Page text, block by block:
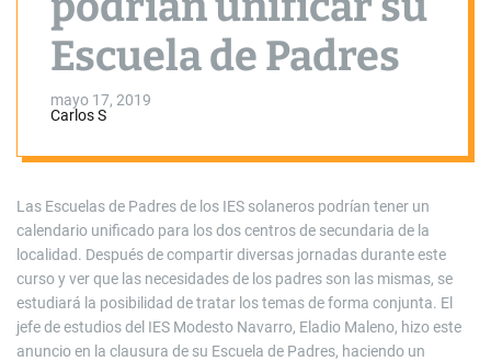
Escuela de Padres
mayo 17, 2019
Carlos S
Las Escuelas de Padres de los IES solaneros podrían tener un
calendario unificado para los dos centros de secundaria de la
localidad. Después de compartir diversas jornadas durante este
curso y ver que las necesidades de los padres son las mismas, se
estudiará la posibilidad de tratar los temas de forma conjunta. El
jefe de estudios del IES Modesto Navarro, Eladio Maleno, hizo este
anuncio en la clausura de su Escuela de Padres, haciendo un